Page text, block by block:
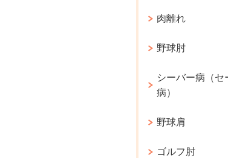
肉離れ
野球肘
シーバー病（セ
病）
野球肩
ゴルフ肘